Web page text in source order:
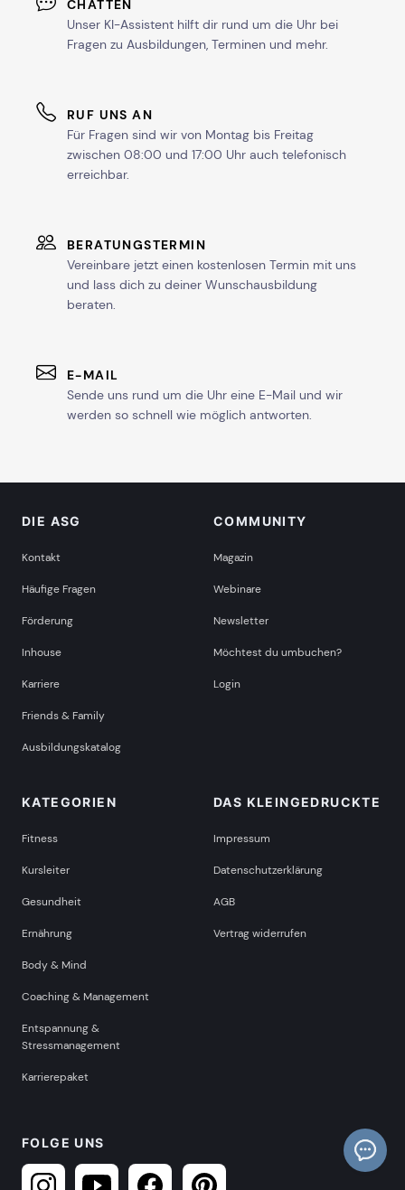
ab Sa, 25. September 2027
CHATTEN
Unser KI-Assistent hilft dir rund um die Uhr bei
Fragen zu Ausbildungen, Terminen und mehr.
RUF UNS AN
Für Fragen sind wir von Montag bis Freitag
zwischen 08:00 und 17:00 Uhr auch telefonisch
erreichbar.
BERATUNGSTERMIN
Vereinbare jetzt einen kostenlosen Termin mit uns
und lass dich zu deiner Wunschausbildung
beraten.
E-MAIL
Sende uns rund um die Uhr eine E-Mail und wir
werden so schnell wie möglich antworten.
DIE ASG
Kontakt
Häufige Fragen
Förderung
Inhouse
Karriere
Friends & Family
Ausbildungskatalog
COMMUNITY
Magazin
Webinare
Newsletter
Möchtest du umbuchen?
Login
KATEGORIEN
Fitness
Kursleiter
Gesundheit
Ernährung
Body & Mind
Coaching & Management
Entspannung &
Stressmanagement
Karrierepaket
DAS KLEINGEDRUCKTE
Impressum
Datenschutzerklärung
AGB
Vertrag widerrufen
FOLGE UNS